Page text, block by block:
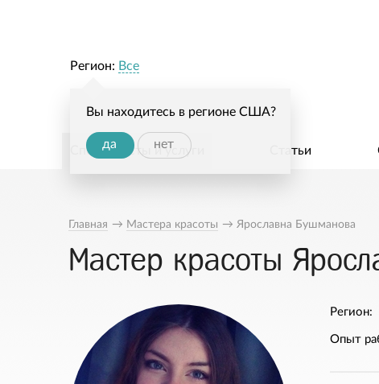
Регион: Все
Вы находитесь в регионе США?
да нет
Специалисты и услуги Статьи
Главная → Мастера красоты → Ярославна Бушманова
Мастер красоты
Регион:
Опыт